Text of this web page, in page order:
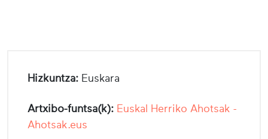
Hizkuntza: Euskara
Artxibo-funtsa(k): Euskal Herriko Ahotsak -
Ahotsak.eus